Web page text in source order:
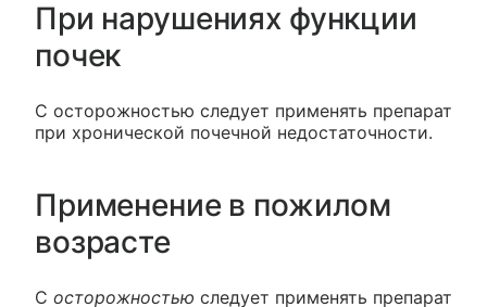
При нарушениях функции
почек
С осторожностью следует применять препарат
при хронической почечной недостаточности.
Применение в пожилом
возрасте
С осторожностью следует применять препарат